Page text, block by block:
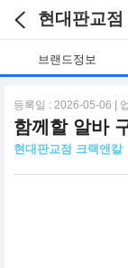
현대판교
브랜드정보
등록일 : 2026-05-06 |
함께할 알바
현대판교점 크랙앤칼